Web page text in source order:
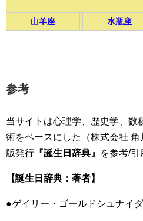
山羊座 水瓶座
参考
当サイトは心理学、歴史学、数
術をベースにした（株式会社
版発行 『誕生日辞典』 を参考/引
【誕生日辞典：著者】
●ゲイリー・ゴールドシュナイ